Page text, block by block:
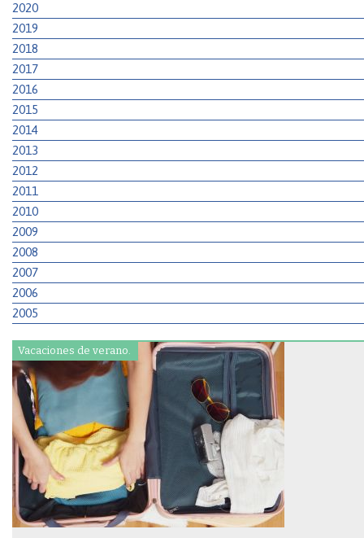
2020
2019
2018
2017
2016
2015
2014
2013
2012
2011
2010
2009
2008
2007
2006
2005
Vacaciones de verano.